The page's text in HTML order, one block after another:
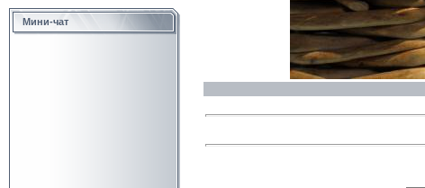
Мини-чат